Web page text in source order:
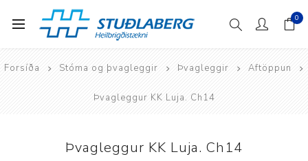
0
Forsíða Stóma og þvagleggir Þvagleggir Aftöppun
Þvagleggur KK Luja. Ch14
Þvagleggur KK Luja. Ch14